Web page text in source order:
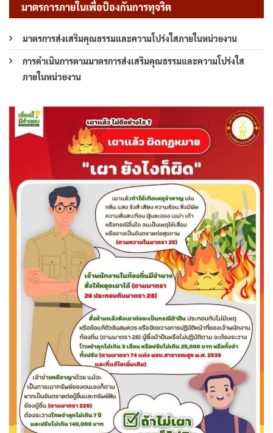
มาตรการภายในเพื่อป้องกันการทุจริต
มาตรการส่งเสริมคุณธรรมและความโปร่งใสภายในหน่วยงาน
การดำเนินการตามมาตรการส่งเสริมคุณธรรมและความโปร่งใส
ภายในหน่วยงาน